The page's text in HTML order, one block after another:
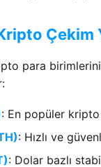
Çekim
para birimlerini
: En popüler
: Hızlı ve
: Dolar bazlı